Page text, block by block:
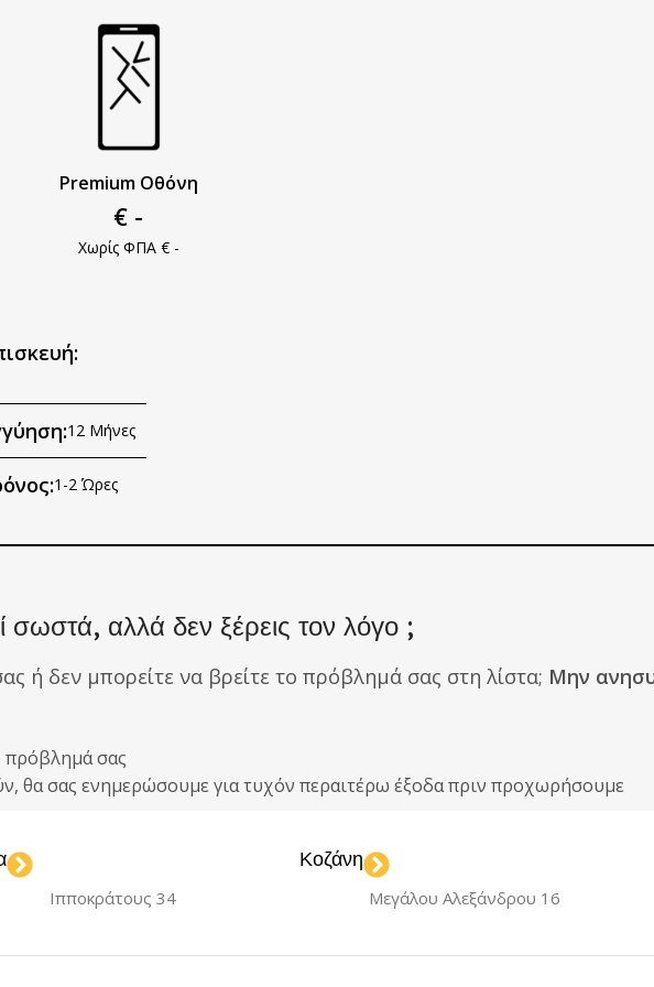
Premium Οθόνη
€ -
Χωρίς ΦΠΑ € -
12 Μήνες
1-2 Ώρες
σωστά, αλλά δεν ξέρεις τον λόγο ;
ή δεν μπορείτε να βρείτε το πρόβλημά σας στη λίστα; Μην
πρόβλημά σας
θα σας ενημερώσουμε για τυχόν περαιτέρω έξοδα πριν προχωρήσουμε
Ιπποκράτους 34
Κοζάνη
Μεγάλου Αλεξάνδρου 16